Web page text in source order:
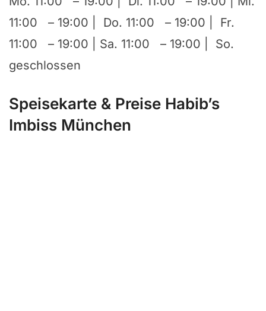
11:00 – 19:00 | Do. 11:00 – 19:00 | Fr.
11:00 – 19:00 | Sa. 11:00 – 19:00 | So.
geschlossen
Speisekarte & Preise Habib’s
Imbiss München